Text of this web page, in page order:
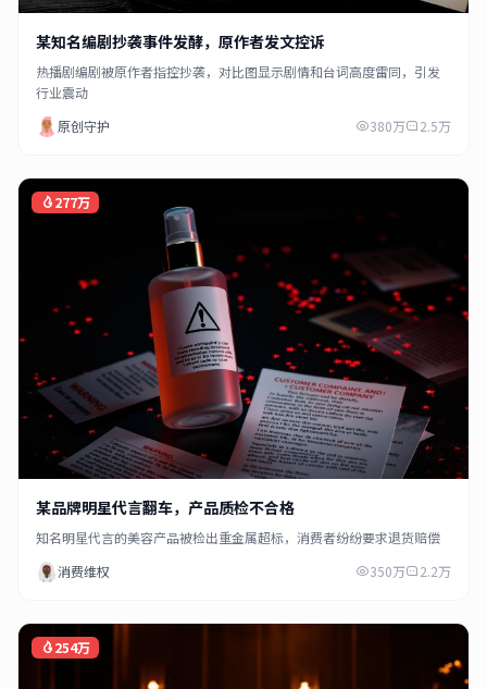
某知名编剧抄袭事件发酵，原作者发文控诉
热播剧编剧被原作者指控抄袭，对比图显示剧情和台词高度雷同，引发
行业震动
原创守护
380万 2.5万
277万
某品牌明星代言翻车，产品质检不合格
知名明星代言的美容产品被检出重金属超标，消费者纷纷要求退货赔偿
消费维权
350万 2.2万
254万